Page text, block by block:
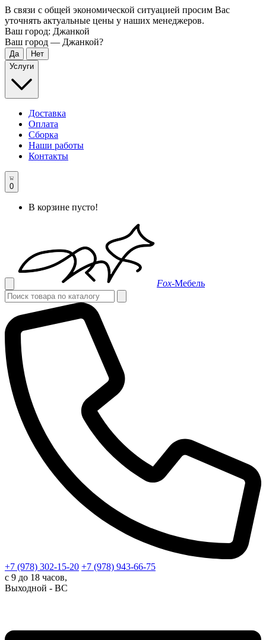
В связи с общей экономической ситуацией просим Вас
уточнять актуальные цены у наших менеджеров.
Ваш город: Джанкой
Ваш город — Джанкой?
Услуги
Доставка
Оплата
Сборка
Наши работы
Контакты
0
В корзине пусто!
Fox-Мебель
+7 (978) 302-15-20 +7 (978) 943-66-75
с 9 до 18 часов,
Выходной - ВС